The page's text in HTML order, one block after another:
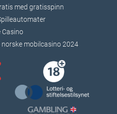
med gratisspinn
Casino
mobilcasino 2024